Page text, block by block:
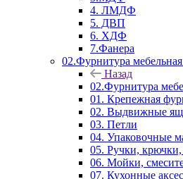
4. ЛМДФ
5. ДВП
6. ХДФ
7.Фанера
02.Фурнитура мебельная
Назад
02.Фурнитура
01. Крепежная
02. Выдвижные
03. Петли
04. Упаковочные
05. Ручки,
06. Мойки,
07. Кухонные